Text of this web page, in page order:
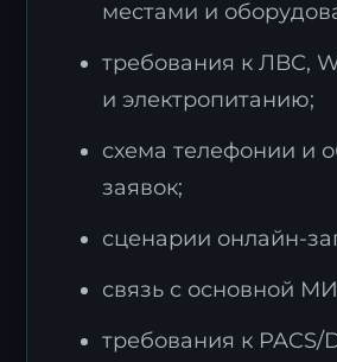
местами и
требования к ЛВС,
и электропитанию;
схема телефонии и
заявок;
сценарии онлайн-
связь с основной
требования к PACS/
персональных данных.